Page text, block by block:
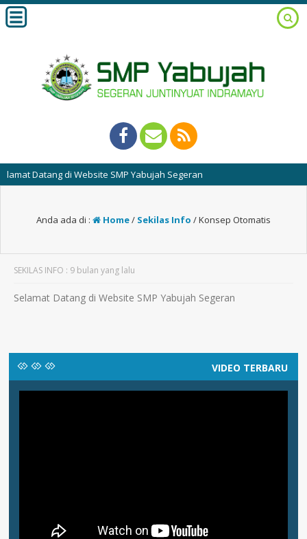
Datang di Website SMP Yabujah Segeran
Anda ada di : Home/ Sekilas Info /Konsep Otomatis
SEKILAS INFO : 9 bulan yang lalu
Selamat Datang di Website SMP Yabujah Segeran
VIDEO TERBARU